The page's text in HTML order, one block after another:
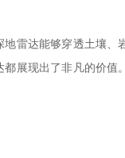
雷达能够穿透土壤、
展现出了非凡的价值